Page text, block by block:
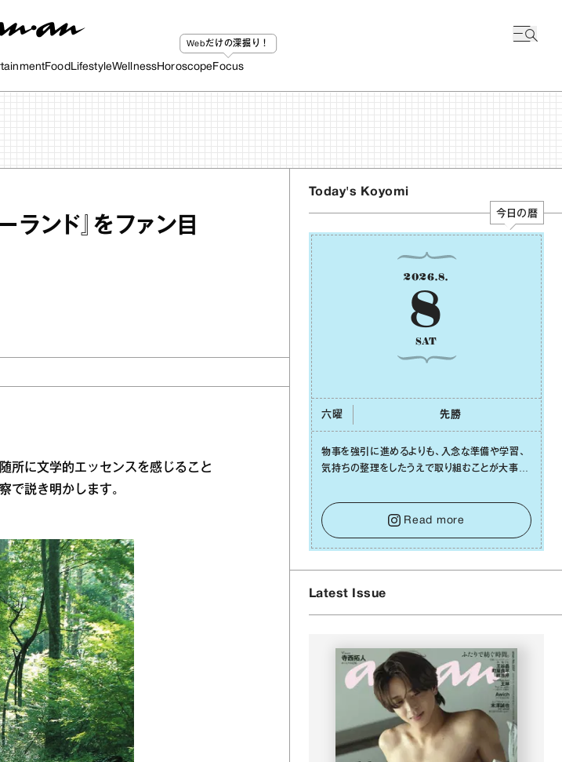
Food LifestyleWellnessHoroscope
Webだけの深掘り！
Focus
ンド』をファン目
所に文学的エッセンスを感じること
で説き明かします。
Today's Koyomi
今日の暦
2026.8.
8
SAT
六曜 先勝
物事を強引に進めるよりも、⼊念な準備や学習、
気持ちの整理をしたうえで取り組むことが⼤事な
も焦らないで。意思を伝える⼯夫をしたり、あなた
⾃⾝や疲れていそうな⼈をいたわることに時間を
使いましょう。ここでしっかりとエネルギーを蓄
え、困難を乗り越える⼒に変えましょう。
Read more
Latest Issue